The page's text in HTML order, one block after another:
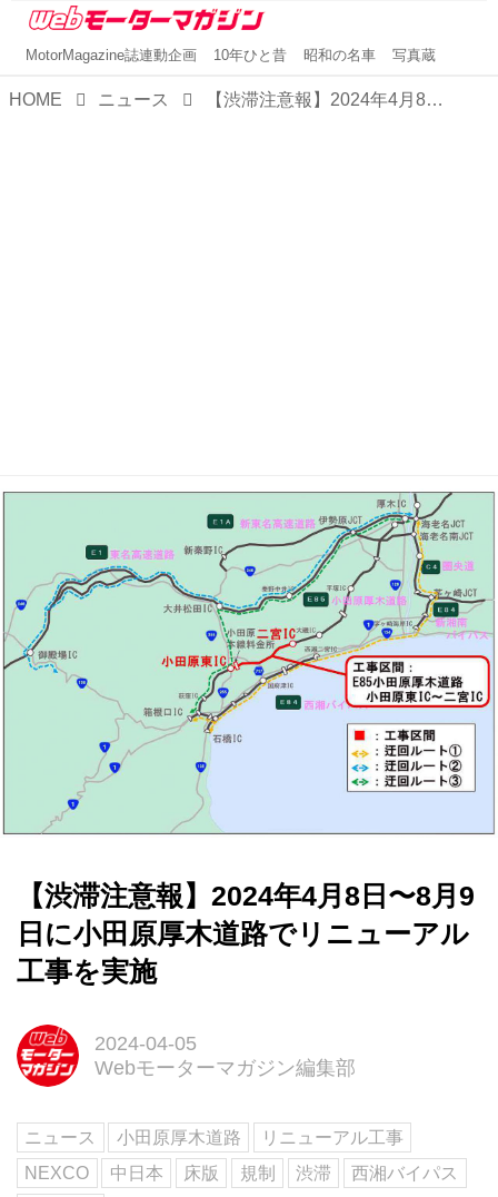
MotorMagazine誌連動企画 10年ひと昔 昭和の名車 写真蔵
HOME ニュース 【渋滞注意報】2024年4月8日〜8月9日に小田原厚木道路でリニューアル工事を実施
【渋滞注意報】2024年4月8日〜8月9
日に小田原厚木道路でリニューアル
工事を実施
2024-04-05
Webモーターマガジン編集部
ニュース 小田原厚木道路
リニューアル工事
NEXCO
中日本 床版 規制 渋滞
西湘バイパス